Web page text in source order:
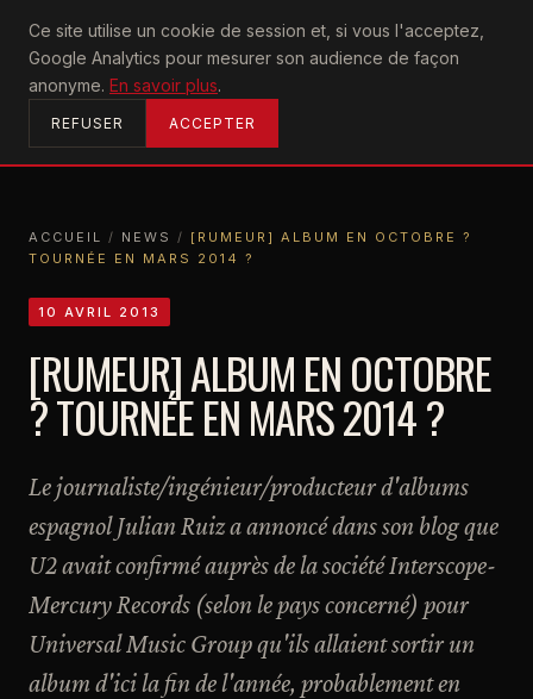
Ce site utilise un cookie de session et, si vous l'acceptez,
Google Analytics pour mesurer son audience de façon
anonyme. En savoir plus.
REFUSER ACCEPTER
U2achtung
ACCUEIL
ACCUEIL / NEWS / [RUMEUR] ALBUM EN OCTOBRE ?
TOURNÉE EN MARS 2014 ?
10 AVRIL 2013
[RUMEUR] ALBUM EN OCTOBRE
? TOURNÉE EN MARS 2014 ?
Le journaliste/ingénieur/producteur d'albums
espagnol Julian Ruiz a annoncé dans son blog que
U2 avait confirmé auprès de la société Interscope-
Mercury Records (selon le pays concerné) pour
Universal Music Group qu'ils allaient sortir un
album d'ici la fin de l'année, probablement en